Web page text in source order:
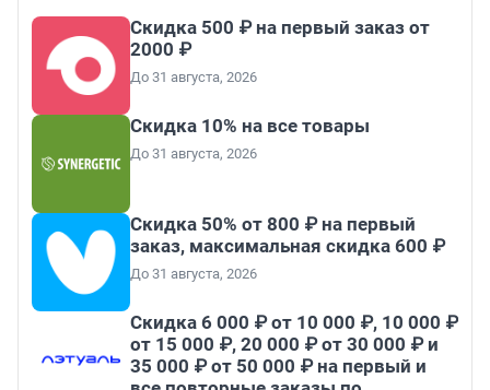
Скидка 500 ₽ на первый заказ от
2000 ₽
До 31 августа, 2026
Скидка 10% на все товары
До 31 августа, 2026
Скидка 50% от 800 ₽ на первый
заказ, максимальная скидка 600 ₽
До 31 августа, 2026
Скидка 6 000 ₽ от 10 000 ₽, 10 000 ₽
от 15 000 ₽, 20 000 ₽ от 30 000 ₽ и
35 000 ₽ от 50 000 ₽ на первый и